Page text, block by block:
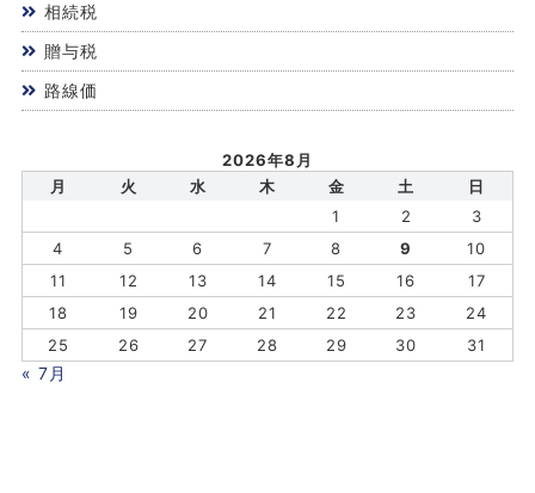
相続税
贈与税
路線価
2026年8月
月
火 水 木 金 土
日
1
2
3
4
5 6 7 8 9
10
11
12 13 14 15 16
17
18
19 20 21 22 23
24
25
26 27 28 29 30 31
« 7月